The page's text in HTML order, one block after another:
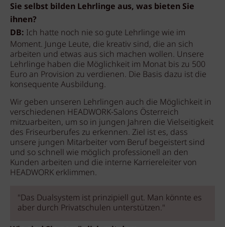
Sie selbst bilden Lehrlinge aus, was bieten Sie
ihnen?
DB: Ich hatte noch nie so gute Lehrlinge wie im
Moment. Junge Leute, die kreativ sind, die an sich
arbeiten und etwas aus sich machen wollen. Unsere
Lehrlinge haben die Möglichkeit im Monat bis zu 500
Euro an Provision zu verdienen. Die Basis dazu ist die
konsequente Ausbildung.
Wir geben unseren Lehrlingen auch die Möglichkeit in
verschiedenen HEADWORK-Salons Österreich
mitzuarbeiten, um so in jungen Jahren die Vielseitigkeit
des Friseurberufes zu erkennen. Ziel ist es, dass
unsere jungen Mitarbeiter vom Beruf begeistert sind
und so schnell wie möglich professionell an den
Kunden arbeiten und die interne Karriereleiter von
HEADWORK erklimmen.
"Das Dualsystem ist prinzipiell gut. Man könnte es
aber durch Privatschulen unterstützen."